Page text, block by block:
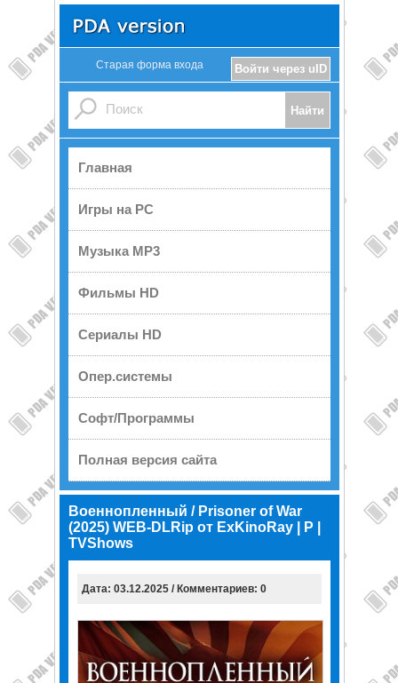
Войти через uID
Старая форма входа
Главная
Игры на PC
Музыка MP3
Фильмы HD
Сериалы HD
Опер.системы
Софт/Программы
Полная версия сайта
Военнопленный / Prisoner of War
(2025) WEB-DLRip от ExKinoRay | P |
TVShows
Дата: 03.12.2025 / Комментариев: 0